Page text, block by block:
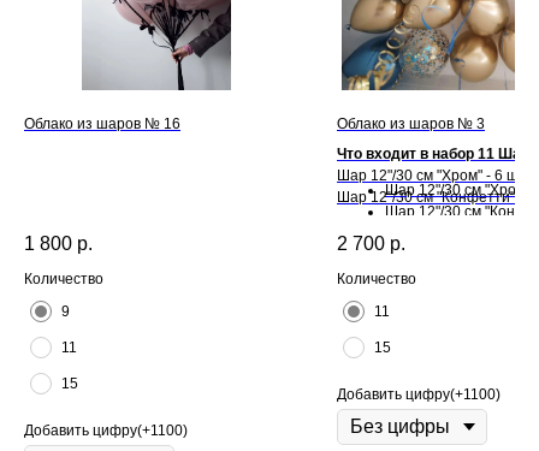
Облако из шаров № 16
1 800 р.
Количество
9
11
15
Добавить цифру(+1100)
Облако из шаров № 3
Что входит в набор 11
Шар 12"/30 см "Хром" - 6 шт.
Шар 12"/30 см "Конфетти" - 5
Что входит в набор 15
Шар 12"/30 см "Хром"
Шар 12"/30 см
2 700 р.
Количество
11
15
Добавить цифру(+1100)